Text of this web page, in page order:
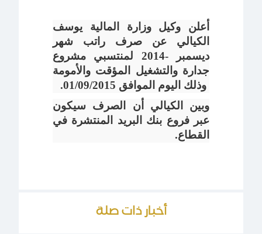
أعلن وكيل وزارة المالية يوسف
الكيالي عن صرف راتب شهر
ديسمبر -2014 لمنتسبي مشروع
جدارة والتشغيل المؤقت والأمومة
وذلك اليوم الموافق 01/09/2015.
وبين الكيالي أن الصرف سيكون
عبر فروع بنك البريد المنتشرة في
القطاع.
أخبار ذات صلة